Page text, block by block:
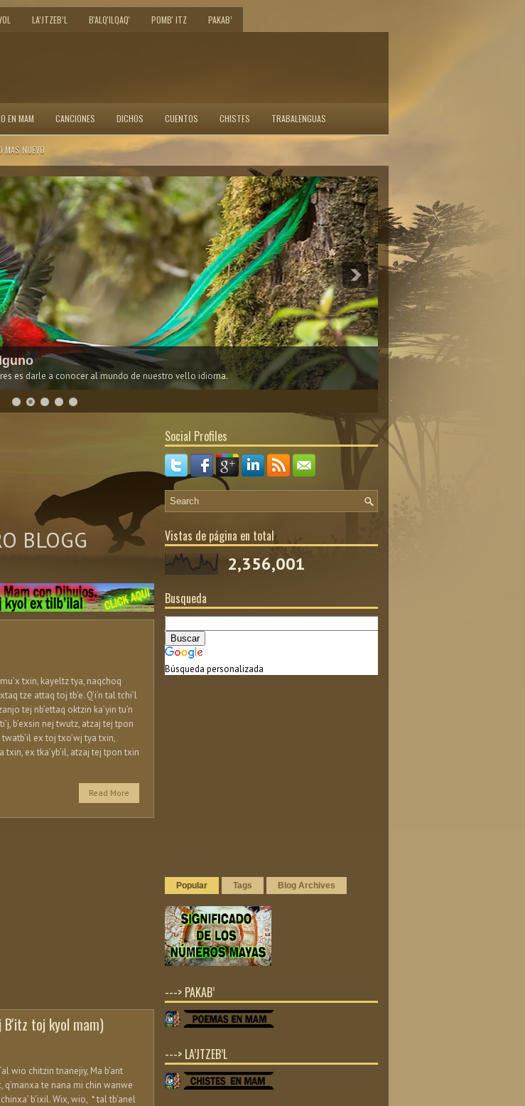
LA’JTZEB’L B'ALQ'ILQAQ' POMB' ITZ PAKAB’
EN MAM CANCIONES DICHOS CUENTOS CHISTES TRABALENGUAS
MAS NUEVO
es darle a conocer al mundo de nuestro vello idioma.
BLOGG
txin, kayeltz tya, naqchoq
tze attaq toj tb’e. Q’i’n tal tchi’l
tej nb’ettaq oktzin ka’yin tu’n
b’exsin nej twutz, atzaj tej tpon
ex toj txo’wj tya txin,
txin, ex tka’yb’il, atzaj tej tpon txin
Read More
B'itz toj kyol mam)
wio chitzin tnanejiy, Ma b’ant
q’manxa te nana mi chin wanwe
b’ixil. Wix, wio, * tal tb’anel
Social Profiles
Vistas de página en total
2,356,001
Busqueda
Búsqueda personalizada
Popular Tags Blog Archives
---> PAKAB’
---> LA’JTZEB’L